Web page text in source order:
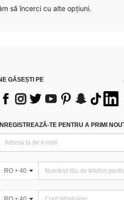
să încerci cu alte opțiuni.
GĂSEȘTI PE
ÎNREGISTREAZĂ-TE PENTRU A PRIMI
RO + 40